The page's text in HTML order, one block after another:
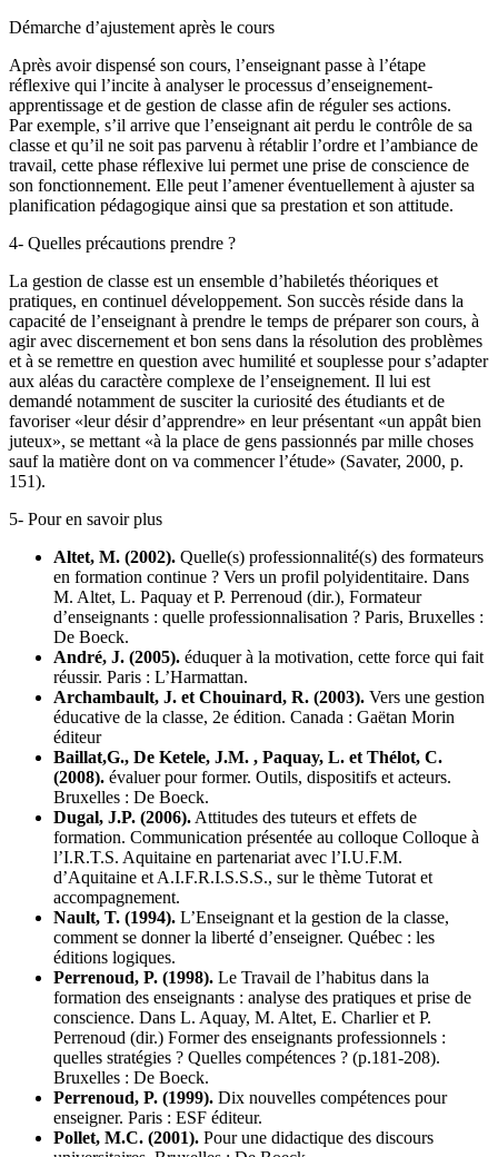
Démarche d’ajustement après le cours
Après avoir dispensé son cours, l’enseignant passe à l’étape
réflexive qui l’incite à analyser le processus d’enseignement-
apprentissage et de gestion de classe afin de réguler ses actions.
Par exemple, s’il arrive que l’enseignant ait perdu le contrôle de sa
classe et qu’il ne soit pas parvenu à rétablir l’ordre et l’ambiance de
travail, cette phase réflexive lui permet une prise de conscience de
son fonctionnement. Elle peut l’amener éventuellement à ajuster sa
planification pédagogique ainsi que sa prestation et son attitude.
4- Quelles précautions prendre ?
La gestion de classe est un ensemble d’habiletés théoriques et
pratiques, en continuel développement. Son succès réside dans la
capacité de l’enseignant à prendre le temps de préparer son cours, à
agir avec discernement et bon sens dans la résolution des problèmes
et à se remettre en question avec humilité et souplesse pour s’adapter
aux aléas du caractère complexe de l’enseignement. Il lui est
demandé notamment de susciter la curiosité des étudiants et de
favoriser «leur désir d’apprendre» en leur présentant «un appât bien
juteux», se mettant «à la place de gens passionnés par mille choses
sauf la matière dont on va commencer l’étude» (Savater, 2000, p.
151).
5- Pour en savoir plus
Altet, M. (2002). Quelle(s) professionnalité(s) des formateurs
en formation continue ? Vers un profil polyidentitaire. Dans
M. Altet, L. Paquay et P. Perrenoud (dir.), Formateur
d’enseignants : quelle professionnalisation ? Paris, Bruxelles :
De Boeck.
André, J. (2005). éduquer à la motivation, cette force qui fait
réussir. Paris : L’Harmattan.
Archambault, J. et Chouinard, R. (2003). Vers une gestion
éducative de la classe, 2e édition. Canada : Gaëtan Morin
éditeur
Baillat,G., De Ketele, J.M. , Paquay, L. et Thélot, C.
(2008). évaluer pour former. Outils, dispositifs et acteurs.
Bruxelles : De Boeck.
Dugal, J.P. (2006). Attitudes des tuteurs et effets de
formation. Communication présentée au colloque Colloque à
l’I.R.T.S. Aquitaine en partenariat avec l’I.U.F.M.
d’Aquitaine et A.I.F.R.I.S.S.S., sur le thème Tutorat et
accompagnement.
Nault, T. (1994). L’Enseignant et la gestion de la classe,
comment se donner la liberté d’enseigner. Québec : les
éditions logiques.
Perrenoud, P. (1998). Le Travail de l’habitus dans la
formation des enseignants : analyse des pratiques et prise de
conscience. Dans L. Aquay, M. Altet, E. Charlier et P.
Perrenoud (dir.) Former des enseignants professionnels :
quelles stratégies ? Quelles compétences ? (p.181-208).
Bruxelles : De Boeck.
Perrenoud, P. (1999). Dix nouvelles compétences pour
enseigner. Paris : ESF éditeur.
Pollet, M.C. (2001). Pour une didactique des discours